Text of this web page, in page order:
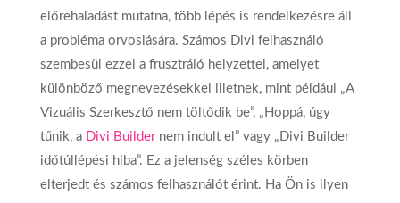
előrehaladást mutatna, több lépés is rendelkezésre áll
a probléma orvoslására. Számos Divi felhasználó
szembesül ezzel a frusztráló helyzettel, amelyet
különböző megnevezésekkel illetnek, mint például „A
Vizuális Szerkesztő nem töltődik be”, „Hoppá, úgy
tűnik, a
Divi Buildernem indult el” vagy „Divi Builder
időtúllépési hiba”. Ez a jelenség széles körben
elterjedt és számos felhasználót érint. Ha Ön is ilyen